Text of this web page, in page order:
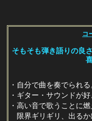
コ
そもそも弾き語りの良
・自分で曲を奏でられ
・ギター・サウンドが
・高い音で歌うことに燃
限界ギリギリ、出るか